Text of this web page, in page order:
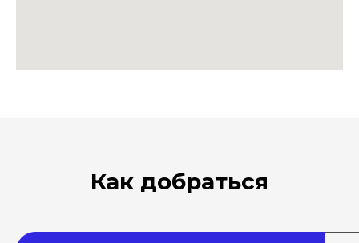
Как добраться